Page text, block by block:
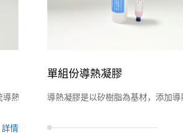
合成。
熱介面資料，它是以有機矽酮為主要原料，
詳情
單組份導熱凝膠
導熱凝膠是以矽樹脂為基材，添加